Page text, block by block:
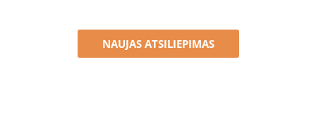
NAUJAS ATSILIEPIMAS